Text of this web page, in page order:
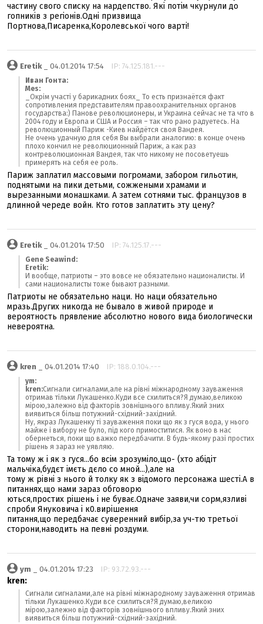
частину свого списку на нардепство. Які потім чкурнули до
гопників з регіонів.Одні призвища
Портнова,Писаренка,Королевської чого варті!
Eretik_ 04.01.2014 17:54 IP: 74.125.181.---
Иван Гонта:
Mes:
_Окрім участі у барикадних боях_ То есть признаётся факт
сопротивления представителям правоохранительных органов
государства:) Панове революционеры, и Украина сейчас не та что в
2004 году и Европа и США и Россия – так что рано радуетесь. На
революционный Париж -Киев найдётся своя Вандея.
Не очень удачную для себя Вы выбрали аналогию: в конце очень
плохо кончил не революционный Париж, а как раз
контреволюционная Вандея, так что никому не посоветуешь
примерять на себя ее роль.
Париж заплатил массовыми погромами, забором гильотин,
поднятыми на пики детьми, сожжеными храмами и
вырезанными монашками. А затем сотнями тыс. французов в
длинной череде войн. Кто готов заплатить эту цену?
Eretik_ 04.01.2014 17:50 IP: 74.125.17.---
Gene Seawind:
Eretik:
И вообще, патриоты – это вовсе не обязательно националисты. И
сами националисты тоже бывают разными.
Патриоты не обязательно наци. Но наци обязательно
мразь.Других никогда не бывало в живой природе и
вероятность прявление абсолютно нового вида биологически
невероятна.
kren _ 04.01.2014 17:40 IP: 188.0.104.---
ym:
kren:Сигнали сигналами,але на рівні міжнародному зауваження
отримав тільки Лукашенко.Куди все схилиться?Я думаю,великою
мірою,залежно від факторів зовнішнього впливу.Який зних
виявиться більш потужний-східний-західний.
Ну, якраз Лукашенку ті зауваження поки що як з гуся вода, у нього
майже і вибору не було, під кого примоститися. Як воно в нас
обернеться, поки що важко передбачити. В будь-якому разі простих
рішень я зараз не уявляю.
Та тому ж і як з гуся...бо всім зрозуміло,що- (хто абідіт
мальчіка,будєт імєть дєло со мной...),але на
тому ж рівні з нього й толку як з відомого персонажа шесті.А в
питаннях,що нами зараз обговорю
ються,простих рішень і не буває.Одначе заяви,чи сорм,язливі
спроби Януковича і к0.вирішення
питання,що передбачає суверенний вибір,за уч-тю третьої
сторони,наводить на певні роздуми.
ym _ 04.01.2014 17:23 IP: 93.72.93.---
kren:
Сигнали сигналами,але на рівні міжнародному зауваження отримав
тільки Лукашенко.Куди все схилиться?Я думаю,великою
мірою,залежно від факторів зовнішнього впливу.Який зних
виявиться більш потужний-східний-західний.